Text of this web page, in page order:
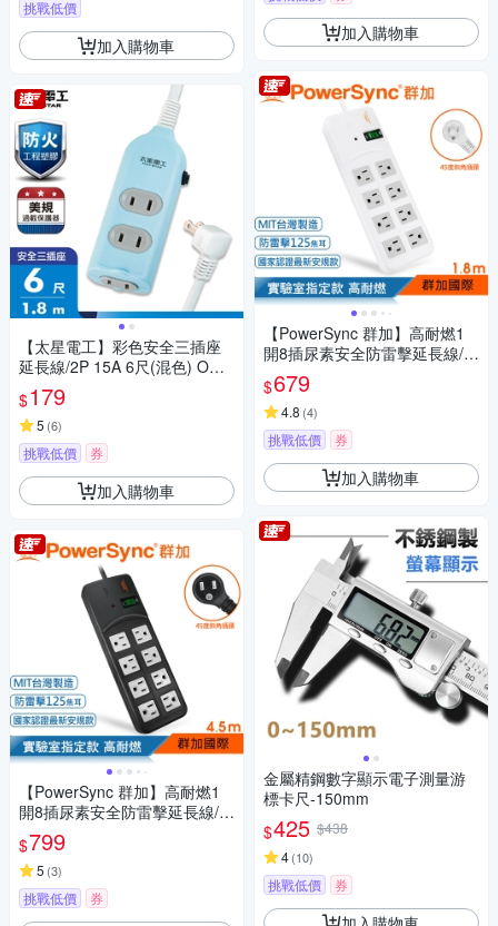
挑戰低價
加入購物車
【太星電工】彩色安全三插座
延長線/2P 15A 6尺(混色) OCU
30206
$179
5 (6)
挑戰低價 券
加入購物車
【PowerSync 群加】高耐燃1
開8插尿素安全防雷擊延長線/黑
色/4.5m(TPS318TN0045)
$799
5 (3)
挑戰低價 券
加入購物車
【PowerSync 群加】高耐燃1
開8插尿素安全防雷擊延長線/1.
8m(TPS318TN9018)
$679
4.8 (4)
挑戰低價 券
加入購物車
金屬精鋼數字顯示電子測量游
標卡尺-150mm
$425 $438
4(10)
挑戰低價 券